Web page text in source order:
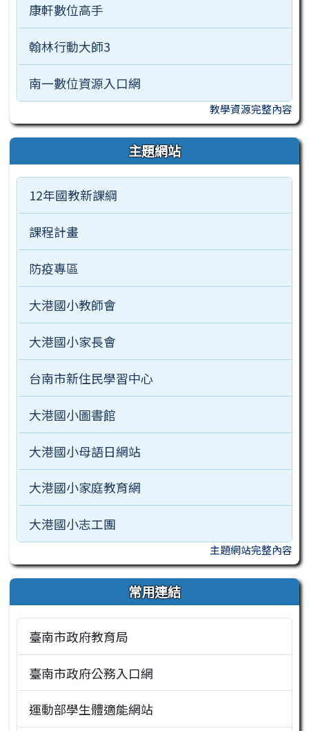
康軒數位高手
翰林行動大師3
南一數位資源入口網
教學資源完整內容
主題網站
12年國教新課綱
課程計畫
防疫專區
大港國小教師會
大港國小家長會
台南市新住民學習中心
大港國小圖書館
大港國小母語日網站
大港國小家庭教育網
大港國小志工團
主題網站完整內容
常用連結
臺南市政府教育局
臺南市政府公務入口網
運動部學生體適能網站